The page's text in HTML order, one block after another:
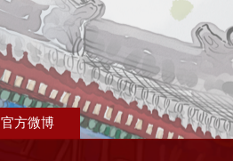
官方微博